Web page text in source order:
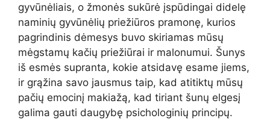
gyvūnėliais, o žmonės sukūrė įspūdingai didelę
naminių gyvūnėlių priežiūros pramonę, kurios
pagrindinis dėmesys buvo skiriamas mūsų
mėgstamų kačių priežiūrai ir malonumui. Šunys
iš esmės supranta, kokie atsidavę esame jiems,
ir grąžina savo jausmus taip, kad atitiktų mūsų
pačių emocinį makiažą, kad tiriant šunų elgesį
galima gauti daugybę psichologinių principų.